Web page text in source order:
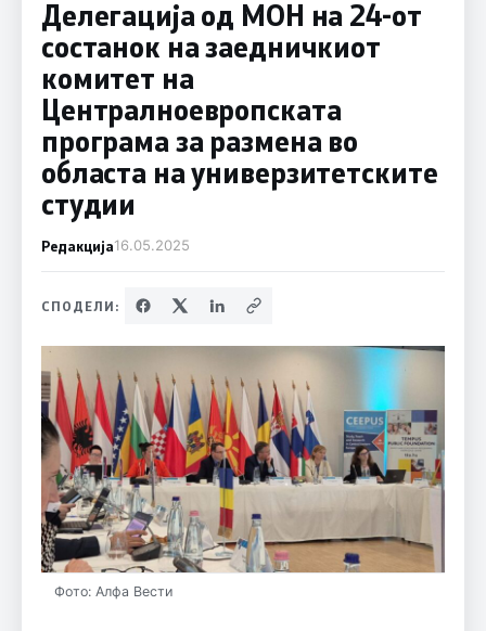
Делегација од МОН на 24-от
состанок на заедничкиот
комитет на
Централноевропската
програма за размена во
областа на универзитетските
студии
Редакција16.05.2025
СПОДЕЛИ:
Фото: Алфа Вести